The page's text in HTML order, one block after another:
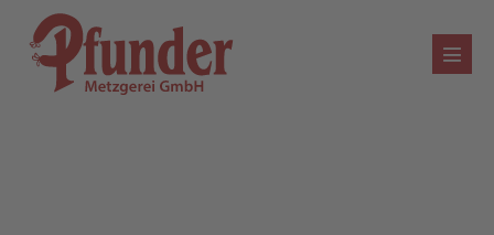
Inhalt
springen